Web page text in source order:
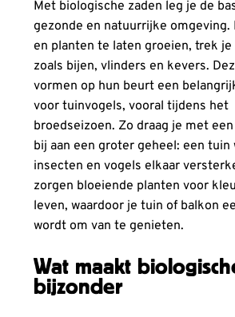
Met biologische zaden leg je de
gezonde en natuurrijke omgeving.
en planten te laten groeien, trek je
zoals bijen, vlinders en kevers.
vormen op hun beurt een
voor tuinvogels, vooral tijdens het
broedseizoen. Zo draag je met
bij aan een groter geheel: een tuin
insecten en vogels elkaar
zorgen bloeiende planten voor
leven, waardoor je tuin of balkon
wordt om van te genieten.
Wat maakt
bijzonder